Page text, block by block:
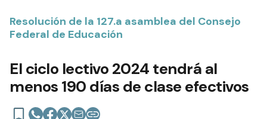
Resolución de la 127.a asamblea del Consejo
Federal de Educación
El ciclo lectivo 2024 tendrá al
menos 190 días de clase efectivos